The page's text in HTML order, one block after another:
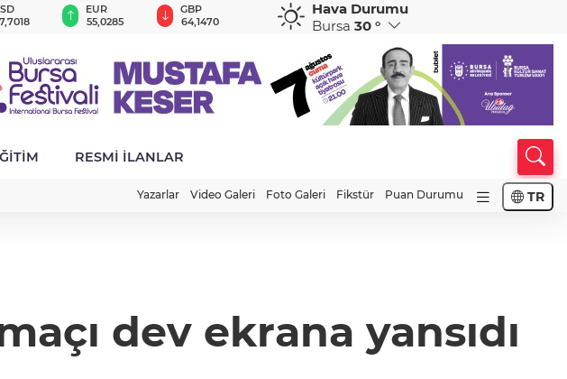
EUR
55,0285
GBP
64,1470
CHF
58,8432
CAD
34,0158
Hava Durumu
Bursa 30 °
RESMİ İLANLAR
Yazarlar Video Galeri Foto Galeri Fikstür Puan Durumu TR
dev ekrana yansıdı